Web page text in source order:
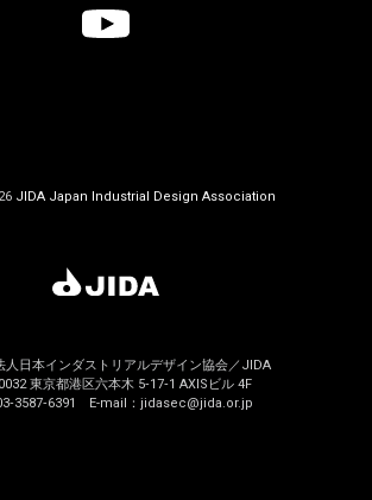
JIDA Japan Industrial Design Association
人日本インダストリアルデザイン協会／JIDA
東京都港区六本木 5‐17‐1 AXISビル 4F
E-mail：jidasec@jida.or.jp